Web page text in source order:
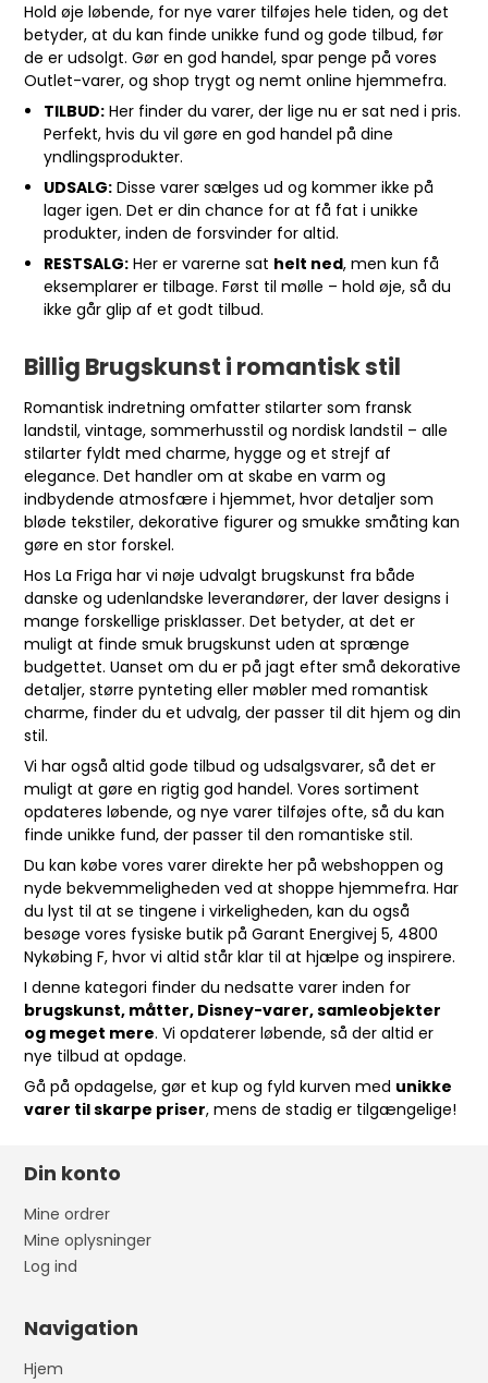
Hold øje løbende, for nye varer tilføjes hele tiden, og det
betyder, at du kan finde unikke fund og gode tilbud, før
de er udsolgt. Gør en god handel, spar penge på vores
Outlet-varer, og shop trygt og nemt online hjemmefra.
TILBUD:Her finder du varer, der lige nu er sat ned i pris.
Perfekt, hvis du vil gøre en god handel på dine
yndlingsprodukter.
UDSALG:Disse varer sælges ud og kommer ikke på
lager igen. Det er din chance for at få fat i unikke
produkter, inden de forsvinder for altid.
RESTSALG:Her er varerne sat helt ned, men kun få
eksemplarer er tilbage. Først til mølle – hold øje, så du
ikke går glip af et godt tilbud.
Billig Brugskunst i romantisk stil
Romantisk indretning omfatter stilarter som fransk
landstil, vintage, sommerhusstil og nordisk landstil – alle
stilarter fyldt med charme, hygge og et strejf af
elegance. Det handler om at skabe en varm og
indbydende atmosfære i hjemmet, hvor detaljer som
bløde tekstiler, dekorative figurer og smukke småting kan
gøre en stor forskel.
Hos La Friga har vi nøje udvalgt brugskunst fra både
danske og udenlandske leverandører, der laver designs i
mange forskellige prisklasser. Det betyder, at det er
muligt at finde smuk brugskunst uden at sprænge
budgettet. Uanset om du er på jagt efter små dekorative
detaljer, større pynteting eller møbler med romantisk
charme, finder du et udvalg, der passer til dit hjem og din
stil.
Vi har også altid gode tilbud og udsalgsvarer, så det er
muligt at gøre en rigtig god handel. Vores sortiment
opdateres løbende, og nye varer tilføjes ofte, så du kan
finde unikke fund, der passer til den romantiske stil.
Du kan købe vores varer direkte her på webshoppen og
nyde bekvemmeligheden ved at shoppe hjemmefra. Har
du lyst til at se tingene i virkeligheden, kan du også
besøge vores fysiske butik på Garant Energivej 5, 4800
Nykøbing F, hvor vi altid står klar til at hjælpe og inspirere.
I denne kategori finder du nedsatte varer inden for
brugskunst, måtter, Disney-varer, samleobjekter
og meget mere. Vi opdaterer løbende, så der altid er
nye tilbud at opdage.
Gå på opdagelse, gør et kup og fyld kurven med unikke
varer til skarpe priser, mens de stadig er tilgængelige!
Din konto
Mine ordrer
Mine oplysninger
Log ind
Navigation
Hjem